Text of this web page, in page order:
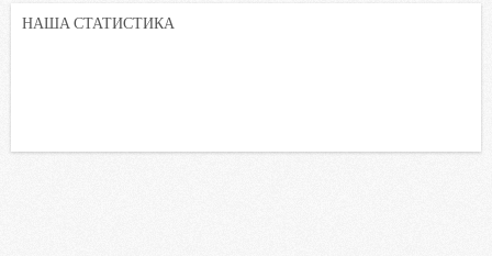
НАША СТАТИСТИКА